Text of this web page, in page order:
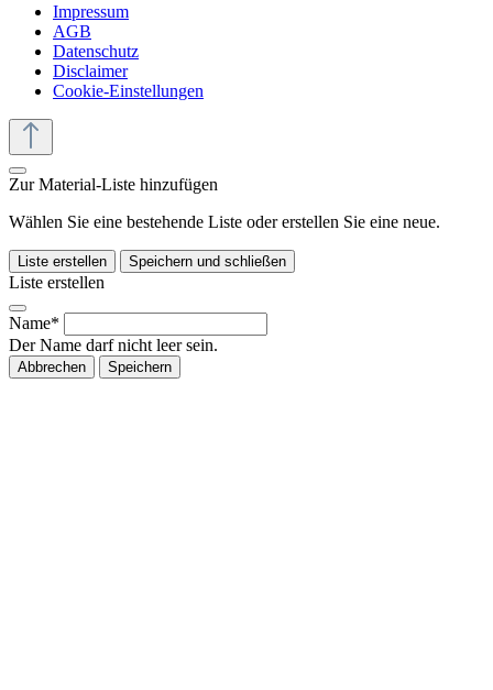
Impressum
AGB
Datenschutz
Disclaimer
Cookie-Einstellungen
Zur Material-Liste hinzufügen
Wählen Sie eine bestehende Liste oder erstellen Sie eine neue.
Liste erstellen Speichern und schließen
Liste erstellen
Name*
Der Name darf nicht leer sein.
Abbrechen Speichern